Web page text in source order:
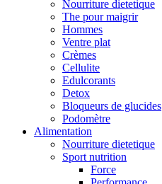
Nourriture dietetique
The pour maigrir
Hommes
Ventre plat
Crèmes
Cellulite
Edulcorants
Detox
Bloqueurs de glucides
Podomètre
Alimentation
Nourriture dietetique
Sport nutrition
Force